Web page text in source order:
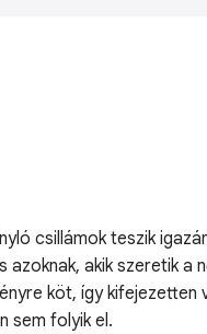
csillámok teszik
akik szeretik
köt, így
sem folyik el.